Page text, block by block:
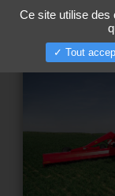
Gestion de vos
Ce site utilise des
Tout